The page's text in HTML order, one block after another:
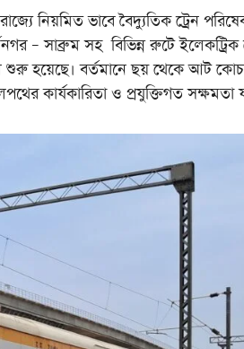
নিয়মিত ভাবে বৈদ্যুতিক ট্রেন
– সাব্রুম সহ বিভিন্ন রুটে
হয়েছে। বর্তমানে ছয় থেকে আট কোচ
কার্যকারিতা ও প্রযুক্তিগত সক্ষমতা